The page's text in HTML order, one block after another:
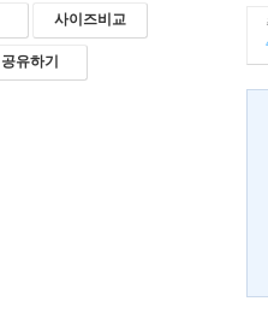
사이즈비교
공유하기